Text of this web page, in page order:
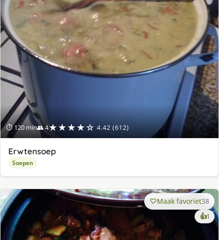
⏱ 120 min👥 4★★★★☆ 4.42 (612)
Erwtensoep
Soepen
Maak favoriet38
👍1